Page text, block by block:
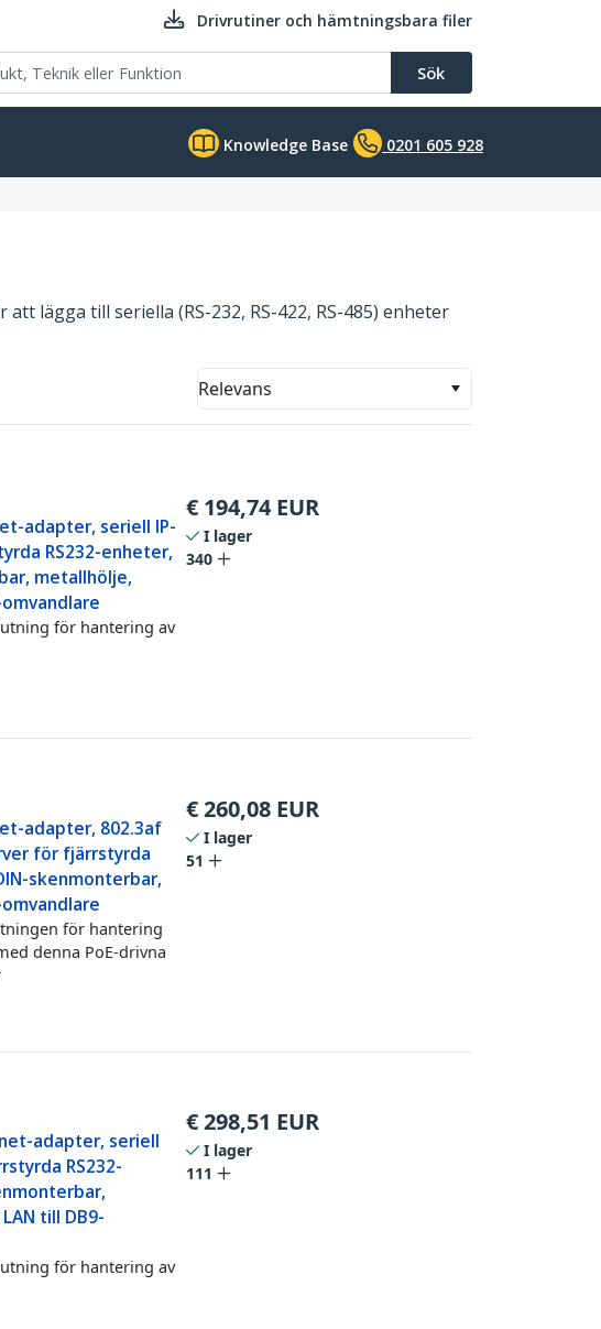
Drivrutiner och hämtningsbara filer
Sök
Knowledge Base 0201 605 928
lägga till seriella (RS-232, RS-422, RS-485) enheter
Relevans
adapter, seriell IP-
RS232-enheter,
metallhölje,
omvandlare
för hantering av
€ 194,74 EUR
I lager
340
adapter, 802.3af
för fjärrstyrda
skenmonterbar,
omvandlare
för hantering
denna PoE-drivna
€260,08 EUR
I lager
51
adapter, seriell
RS232-
till DB9-
för hantering av
€298,51 EUR
I lager
111